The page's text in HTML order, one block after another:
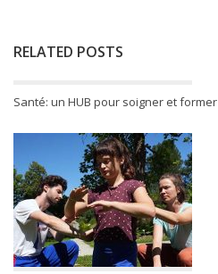
RELATED POSTS
Santé: un HUB pour soigner et former